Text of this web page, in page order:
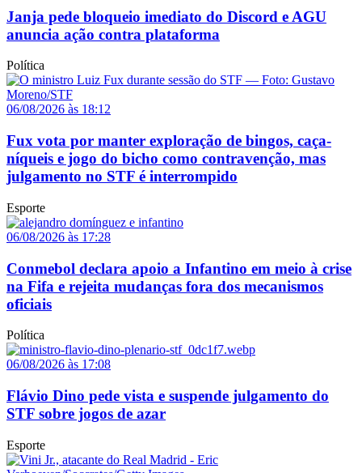
Janja pede bloqueio imediato do Discord e AGU
anuncia ação contra plataforma
Política
06/08/2026 às 18:12
Fux vota por manter exploração de bingos, caça-
níqueis e jogo do bicho como contravenção, mas
julgamento no STF é interrompido
Esporte
06/08/2026 às 17:28
Conmebol declara apoio a Infantino em meio à crise
na Fifa e rejeita mudanças fora dos mecanismos
oficiais
Política
06/08/2026 às 17:08
Flávio Dino pede vista e suspende julgamento do
STF sobre jogos de azar
Esporte